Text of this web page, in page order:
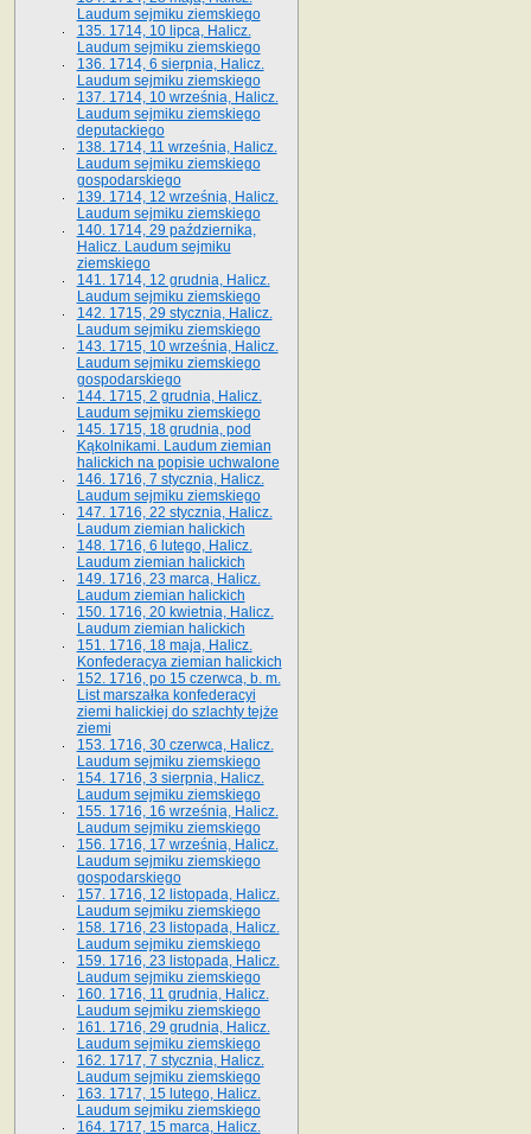
Laudum sejmiku ziemskiego
135. 1714, 10 lipca, Halicz.
Laudum sejmiku ziemskiego
136. 1714, 6 sierpnia, Halicz.
Laudum sejmiku ziemskiego
137. 1714, 10 września, Halicz.
Laudum sejmiku ziemskiego
deputackiego
138. 1714, 11 września, Halicz.
Laudum sejmiku ziemskiego
gospodarskiego
139. 1714, 12 września, Halicz.
Laudum sejmiku ziemskiego
140. 1714, 29 października,
Halicz. Laudum sejmiku
ziemskiego
141. 1714, 12 grudnia, Halicz.
Laudum sejmiku ziemskiego
142. 1715, 29 stycznia, Halicz.
Laudum sejmiku ziemskiego
143. 1715, 10 września, Halicz.
Laudum sejmiku ziemskiego
gospodarskiego
144. 1715, 2 grudnia, Halicz.
Laudum sejmiku ziemskiego
145. 1715, 18 grudnia, pod
Kąkolnikami. Laudum ziemian
halickich na popisie uchwalone
146. 1716, 7 stycznia, Halicz.
Laudum sejmiku ziemskiego
147. 1716, 22 stycznia, Halicz.
Laudum ziemian halickich
148. 1716, 6 lutego, Halicz.
Laudum ziemian halickich
149. 1716, 23 marca, Halicz.
Laudum ziemian halickich
150. 1716, 20 kwietnia, Halicz.
Laudum ziemian halickich
151. 1716, 18 maja, Halicz.
Konfederacya ziemian halickich
152. 1716, po 15 czerwca, b. m.
List marszałka konfederacyi
ziemi halickiej do szlachty tejże
ziemi
153. 1716, 30 czerwca, Halicz.
Laudum sejmiku ziemskiego
154. 1716, 3 sierpnia, Halicz.
Laudum sejmiku ziemskiego
155. 1716, 16 września, Halicz.
Laudum sejmiku ziemskiego
156. 1716, 17 września, Halicz.
Laudum sejmiku ziemskiego
gospodarskiego
157. 1716, 12 listopada, Halicz.
Laudum sejmiku ziemskiego
158. 1716, 23 listopada, Halicz.
Laudum sejmiku ziemskiego
159. 1716, 23 listopada, Halicz.
Laudum sejmiku ziemskiego
160. 1716, 11 grudnia, Halicz.
Laudum sejmiku ziemskiego
161. 1716, 29 grudnia, Halicz.
Laudum sejmiku ziemskiego
162. 1717, 7 stycznia, Halicz.
Laudum sejmiku ziemskiego
163. 1717, 15 lutego, Halicz.
Laudum sejmiku ziemskiego
164. 1717, 15 marca, Halicz.